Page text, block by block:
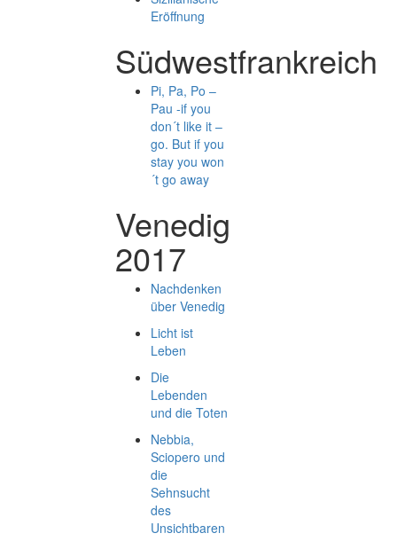
Eröffnung
Südwestfrankreich
Pi, Pa, Po –
Pau -if you
don´t like it –
go. But if you
stay you won
´t go away
Venedig
2017
Nachdenken
über Venedig
Licht ist
Leben
Die
Lebenden
und die Toten
Nebbia,
Sciopero und
die
Sehnsucht
des
Unsichtbaren